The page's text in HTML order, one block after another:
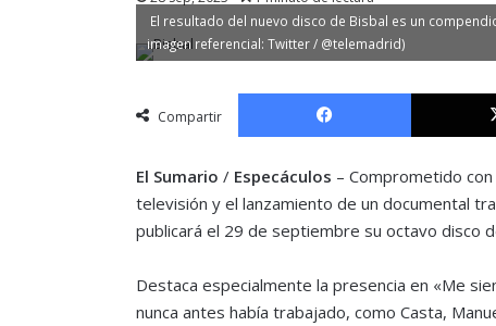
El resultado del nuevo disco de Bisbal es un
imagen referencial: Twitter / @telemadrid)
Compartir
Facebook
El Sumario /Especáculos – Comprometido
televisión y el lanzamiento de un documental
publicará el 29 de septiembre su octavo disco
Destaca especialmente la presencia en «Me
nunca antes había trabajado, como Casta,